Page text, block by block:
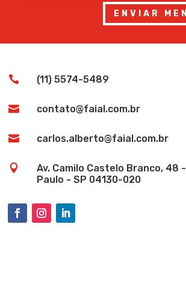
ENVIAR
 (11) 5574-5489
 contato@faial.com.br
 carlos.alberto@faial.com.br

Av. Camilo Castelo Branco, 48
Paulo - SP 04130-020